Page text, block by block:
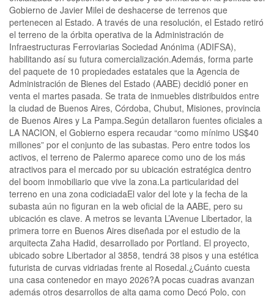
Gobierno de Javier Milei de deshacerse de terrenos que
pertenecen al Estado. A través de una resolución, el Estado retiró
el terreno de la órbita operativa de la Administración de
Infraestructuras Ferroviarias Sociedad Anónima (ADIFSA),
habilitando así su futura comercialización.Además, forma parte
del paquete de 10 propiedades estatales que la Agencia de
Administración de Bienes del Estado (AABE) decidió poner en
venta el martes pasada. Se trata de inmuebles distribuidos entre
la ciudad de Buenos Aires, Córdoba, Chubut, Misiones, provincia
de Buenos Aires y La Pampa.Según detallaron fuentes oficiales a
LA NACION, el Gobierno espera recaudar “como mínimo US$40
millones” por el conjunto de las subastas. Pero entre todos los
activos, el terreno de Palermo aparece como uno de los más
atractivos para el mercado por su ubicación estratégica dentro
del boom inmobiliario que vive la zona.La particularidad del
terreno en una zona codiciadaEl valor del lote y la fecha de la
subasta aún no figuran en la web oficial de la AABE, pero su
ubicación es clave. A metros se levanta L’Avenue Libertador, la
primera torre en Buenos Aires diseñada por el estudio de la
arquitecta Zaha Hadid, desarrollado por Portland. El proyecto,
ubicado sobre Libertador al 3858, tendrá 38 pisos y una estética
futurista de curvas vidriadas frente al Rosedal.¿Cuánto cuesta
una casa contenedor en mayo 2026?A pocas cuadras avanzan
además otros desarrollos de alta gama como Decó Polo, con